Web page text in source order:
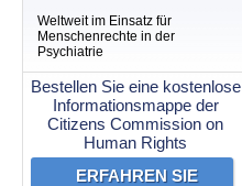
Weltweit im Einsatz für
Menschenrechte in der
Psychiatrie
Bestellen Sie eine kostenlose
Informationsmappe der
Citizens Commission on
Human Rights
ERFAHREN SIE